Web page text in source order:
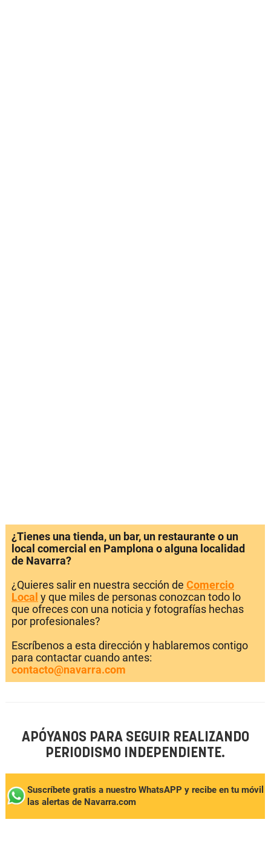
¿Tienes una tienda, un bar, un restaurante o un
local comercial en Pamplona o alguna localidad
de Navarra?
¿Quieres salir en nuestra sección de Comercio
Local y que miles de personas conozcan todo lo
que ofreces con una noticia y fotografías hechas
por profesionales?
Escríbenos a esta dirección y hablaremos contigo
para contactar cuando antes:
contacto@navarra.com
APÓYANOS PARA SEGUIR REALIZANDO
PERIODISMO INDEPENDIENTE.
Suscríbete gratis a nuestro WhatsAPP y recibe en tu móvil
las alertas de Navarra.com